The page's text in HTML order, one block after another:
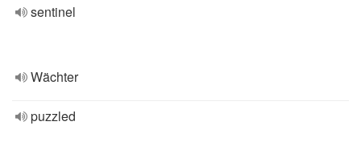
sentinel
Wächter
puzzled